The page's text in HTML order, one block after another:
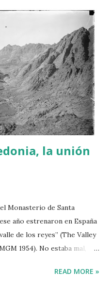
la unión
Monasterio de Santa
año estrenaron en España
de los reyes” (The Valley
1954). No estaba mal,
la posible tumba egipcia de
READ MORE »